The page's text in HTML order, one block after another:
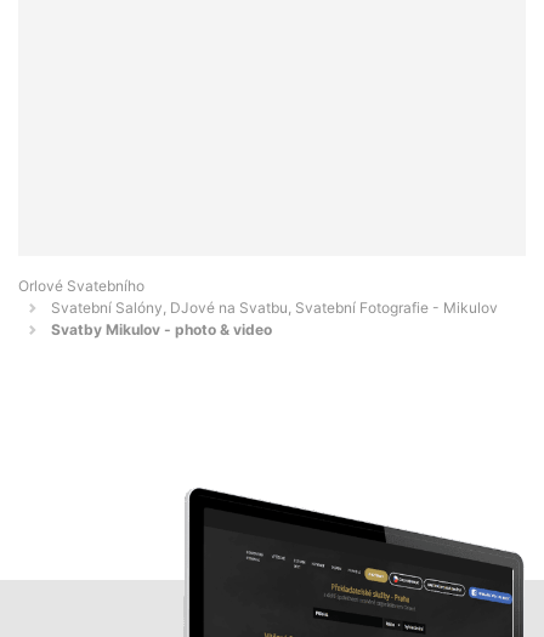
Orlové Svatebního
Svatební Salóny, DJové na Svatbu, Svatební Fotografie - Mikulov
Svatby Mikulov - photo & video